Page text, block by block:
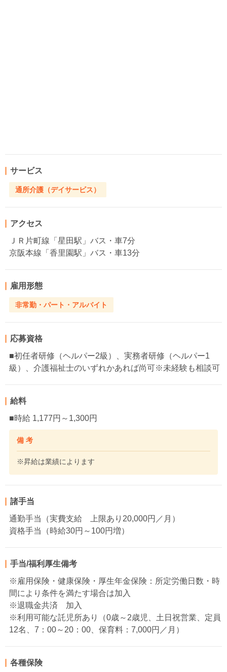
サービス
通所介護（デイサービス）
アクセス
ＪＲ片町線「星田駅」バス・車7分
京阪本線「香里園駅」バス・車13分
雇用形態
非常勤・パート・アルバイト
応募資格
■初任者研修（ヘルパー2級）、実務者研修（ヘルパー1
級）、介護福祉士のいずれかあれば尚可※未経験も相談可
給料
■時給 1,177円～1,300円
備 考
※昇給は業績によります
諸手当
通勤手当（実費支給 上限あり20,000円／月）
資格手当（時給30円～100円増）
手当/福利厚生備考
※雇用保険・健康保険・厚生年金保険：所定労働日数・時
間により条件を満たす場合は加入
※退職金共済 加入
※利用可能な託児所あり（0歳～2歳児、土日祝営業、定員
12名、7：00～20：00、保育料：7,000円／月）
各種保険